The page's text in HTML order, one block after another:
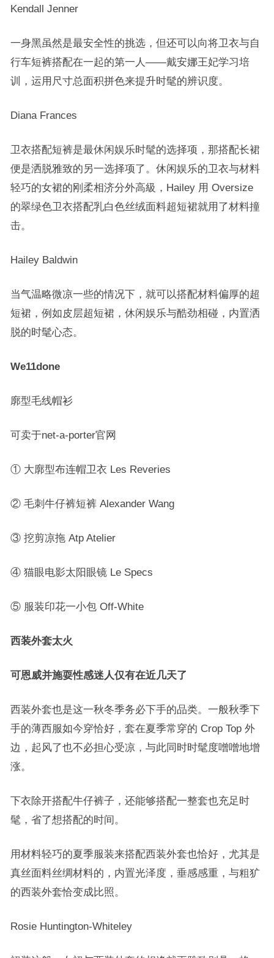
Kendall Jenner
一身黑虽然是最安全性的挑选，但还可以向将卫衣与自
行车短裤搭配在一起的第一人——戴安娜王妃学习培
训，运用尺寸总面积拼色来提升时髦的辨识度。
Diana Frances
卫衣搭配短裤是最休闲娱乐时髦的选择项，那搭配长裙
便是洒脱雅致的另一选择项了。休闲娱乐的卫衣与材料
轻巧的女裙的刚柔相济分外高級，Hailey 用 Oversize
的翠绿色卫衣搭配乳白色丝绒面料超短裙就用了材料撞
击。
Hailey Baldwin
当气温略微凉一些的情况下，就可以搭配材料偏厚的超
短裙，例如皮层超短裙，休闲娱乐与酷劲相碰，内置洒
脱的时髦心态。
We11done
廓型毛线帽衫
可卖于net-a-porter官网
① 大廓型布连帽卫衣 Les Reveries
② 毛刺牛仔裤短裤 Alexander Wang
③ 挖剪凉拖 Atp Atelier
④ 猫眼电影太阳眼镜 Le Specs
⑤ 服装印花一小包 Off-White
西装外套太火
可恩威并施耍性感迷人仅有在近几天了
西装外套也是这一秋冬季务必下手的品类。一般秋季下
手的薄西服如今穿恰好，套在夏季常穿的 Crop Top 外
边，起风了也不必担心受凉，与此同时时髦度噌噌地增
涨。
下衣除开搭配牛仔裤子，还能够搭配一整套也充足时
髦，省了想搭配的时间。
用材料轻巧的夏季服装来搭配西装外套也恰好，尤其是
真丝面料丝绸材料的，内置光泽度，垂感感重，与粗犷
的西装外套恰变成比照。
Rosie Huntington-Whiteley